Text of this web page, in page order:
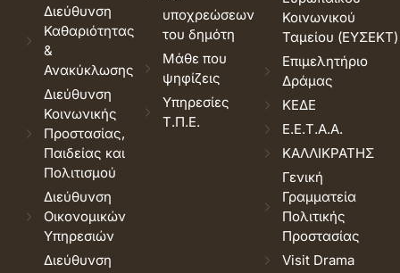
Διεύθυνση
Καθαριότητας
&
Ανακύκλωσης
Διεύθυνση
Κοινωνικής
Προστασίας,
Παιδείας και
Πολιτισμού
Διεύθυνση
Οικονομικών
Υπηρεσιών
Διεύθυνση
υποχρεώσεων
του δημότη
Μάθε που
ψηφίζεις
Υπηρεσίες
Τ.Π.Ε.
Κοινωνικού
Ταμείου (ΕΥΣΕΚΤ)
Επιμελητήριο
Δράμας
ΚΕΔΕ
Ε.Ε.Τ.Α.Α.
ΚΑΛΛΙΚΡΑΤΗΣ
Γενική
Γραμματεία
Πολιτικής
Προστασίας
Visit Drama